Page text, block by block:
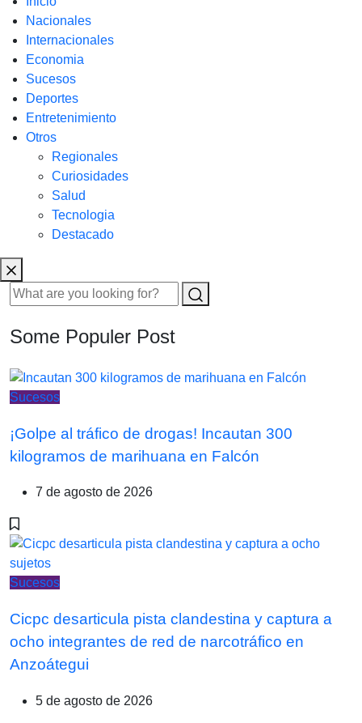
Nacionales
Internacionales
Economia
Sucesos
Deportes
Entretenimiento
Otros
Regionales
Curiosidades
Salud
Tecnologia
Destacado
Some Populer Post
Sucesos
¡Golpe al tráfico de drogas! Incautan 300
kilogramos de marihuana en Falcón
7 de agosto de 2026
Sucesos
Cicpc desarticula pista clandestina y captura a
ocho integrantes de red de narcotráfico en
Anzoátegui
5 de agosto de 2026